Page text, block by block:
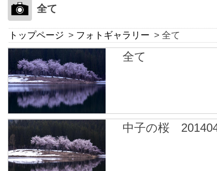
全て
トップページ フォトギャラリー 全て
全て
中子の桜